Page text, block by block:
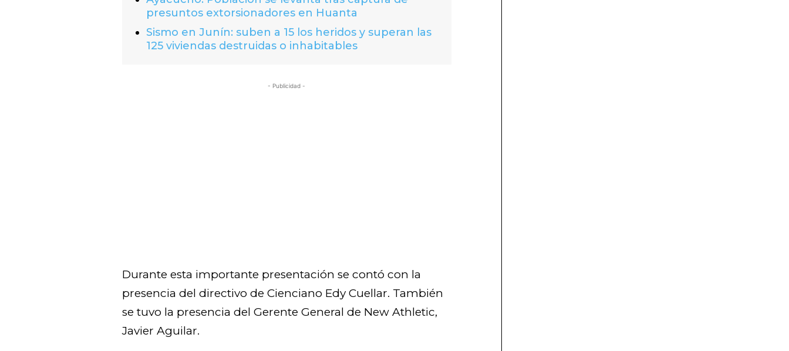
presuntos extorsionadores en Huanta
Sismo en Junín: suben a 15 los heridos y superan las
125 viviendas destruidas o inhabitables
- Publicidad -
Durante esta importante presentación se contó con la
presencia del directivo de Cienciano Edy Cuellar. También
se tuvo la presencia del Gerente General de New Athletic,
Javier Aguilar.